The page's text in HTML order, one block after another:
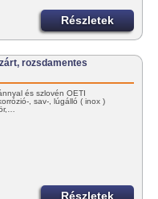
Részletek
rozsdamentes
és szlovén OÉTI
, sav-, lúgálló ( inox )
Részletek